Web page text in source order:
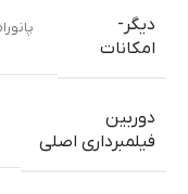
دیگر-
امکانات
دوربین
فیلمبرداری اصلی